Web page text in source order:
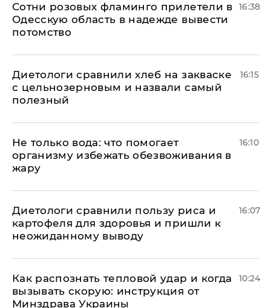
Сотни розовых фламинго прилетели в
Одесскую область в надежде вывести
потомство
16:38
Диетологи сравнили хлеб на закваске
с цельнозерновым и назвали самый
полезный
16:15
Не только вода: что помогает
организму избежать обезвоживания в
жару
16:10
Диетологи сравнили пользу риса и
картофеля для здоровья и пришли к
неожиданному выводу
16:07
Как распознать тепловой удар и когда
вызывать скорую: инструкция от
Минздрава Украины
10:24